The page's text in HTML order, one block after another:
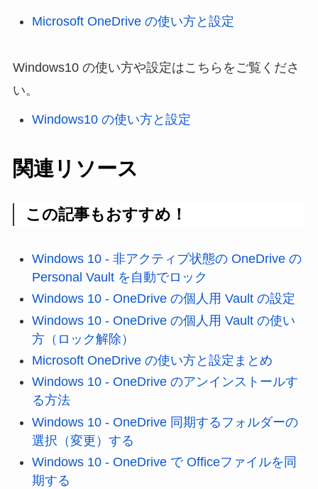
Microsoft OneDrive の使い方と設定
Windows10 の使い方や設定はこちらをご覧くださ
い。
Windows10 の使い方と設定
関連リソース
この記事もおすすめ！
Windows 10 - 非アクティブ状態の OneDrive の
Personal Vault を自動でロック
Windows 10 - OneDrive の個人用 Vault の設定
Windows 10 - OneDrive の個人用 Vault の使い
方（ロック解除）
Microsoft OneDrive の使い方と設定まとめ
Windows 10 - OneDrive のアンインストールす
る方法
Windows 10 - OneDrive 同期するフォルダーの
選択（変更）する
Windows 10 - OneDrive で Officeファイルを同
期する